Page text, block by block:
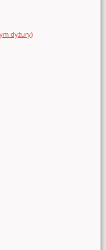
dyżury)